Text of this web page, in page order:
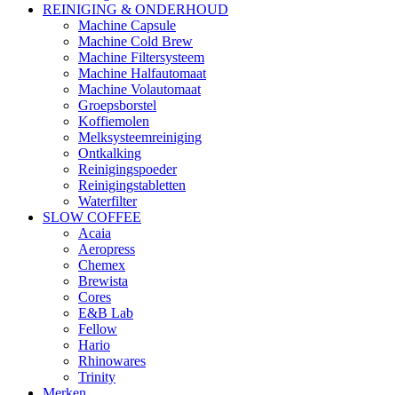
REINIGING & ONDERHOUD
Machine Capsule
Machine Cold Brew
Machine Filtersysteem
Machine Halfautomaat
Machine Volautomaat
Groepsborstel
Koffiemolen
Melksysteemreiniging
Ontkalking
Reinigingspoeder
Reinigingstabletten
Waterfilter
SLOW COFFEE
Acaia
Aeropress
Chemex
Brewista
Cores
E&B Lab
Fellow
Hario
Rhinowares
Trinity